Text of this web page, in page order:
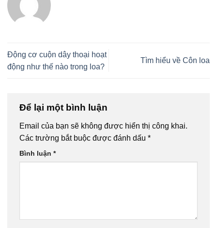
Động cơ cuộn dây thoại hoạt
động như thế nào trong loa?
Tìm hiểu về Côn loa
Để lại một bình luận
Email của bạn sẽ không được hiển thị công khai.
Các trường bắt buộc được đánh dấu *
Bình luận *